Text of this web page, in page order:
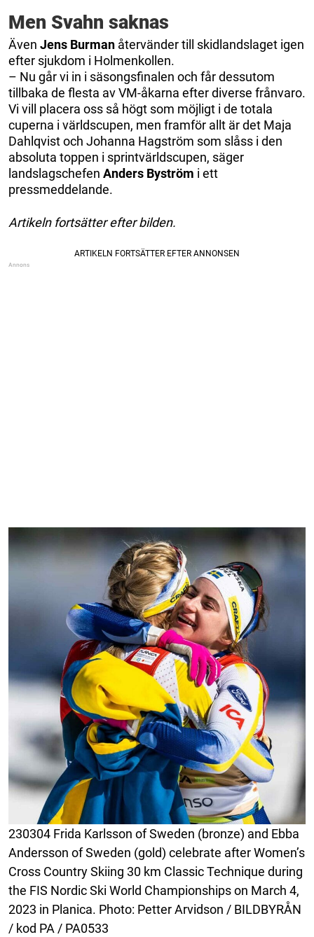
Men Svahn saknas
Även Jens Burman återvänder till skidlandslaget igen
efter sjukdom i Holmenkollen.
– Nu går vi in i säsongsfinalen och får dessutom
tillbaka de flesta av VM-åkarna efter diverse frånvaro.
Vi vill placera oss så högt som möjligt i de totala
cuperna i världscupen, men framför allt är det Maja
Dahlqvist och Johanna Hagström som slåss i den
absoluta toppen i sprintvärldscupen, säger
landslagschefen Anders Byström i ett
pressmeddelande.
Artikeln fortsätter efter bilden.
230304 Frida Karlsson of Sweden (bronze) and Ebba
Andersson of Sweden (gold) celebrate after Women’s
Cross Country Skiing 30 km Classic Technique during
the FIS Nordic Ski World Championships on March 4,
2023 in Planica. Photo: Petter Arvidson / BILDBYRÅN
/ kod PA / PA0533